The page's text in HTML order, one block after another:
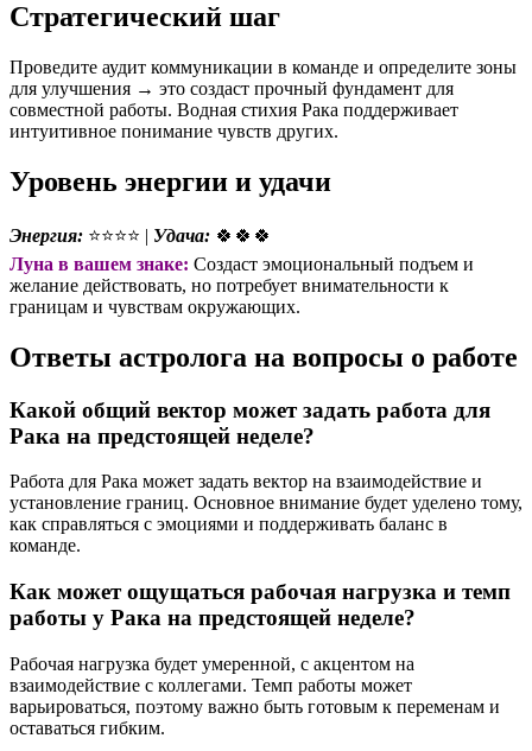
Стратегический шаг
Проведите аудит коммуникации в команде и определите зоны
для улучшения → это создаст прочный фундамент для
совместной работы. Водная стихия Рака поддерживает
интуитивное понимание чувств других.
Уровень энергии и удачи
Энергия: ⭐⭐⭐⭐ | Удача: 🍀🍀🍀
Луна в вашем знаке: Создаст эмоциональный подъем и
желание действовать, но потребует внимательности к
границам и чувствам окружающих.
Ответы астролога на вопросы о работе
Какой общий вектор может задать работа для
Рака на предстоящей неделе?
Работа для Рака может задать вектор на взаимодействие и
установление границ. Основное внимание будет уделено тому,
как справляться с эмоциями и поддерживать баланс в
команде.
Как может ощущаться рабочая нагрузка и темп
работы у Рака на предстоящей неделе?
Рабочая нагрузка будет умеренной, с акцентом на
взаимодействие с коллегами. Темп работы может
варьироваться, поэтому важно быть готовым к переменам и
оставаться гибким.